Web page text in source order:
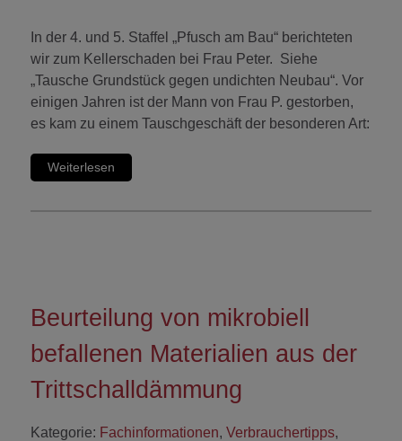
In der 4. und 5. Staffel „Pfusch am Bau“ berichteten
wir zum Kellerschaden bei Frau Peter. Siehe
„Tausche Grundstück gegen undichten Neubau“. Vor
einigen Jahren ist der Mann von Frau P. gestorben,
es kam zu einem Tauschgeschäft der besonderen Art:
Weiterlesen
Beurteilung von mikrobiell
befallenen Materialien aus der
Trittschalldämmung
Kategorie: Fachinformationen, Verbrauchertipps,